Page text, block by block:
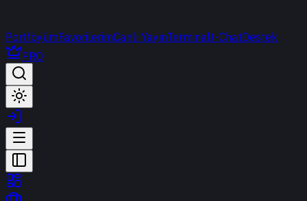
PortföyümFavorilerimCanlı YayınTerminalt-ChatDestek
PRO